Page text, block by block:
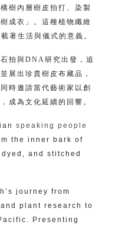
樹內層樹皮拍打、染製
成衣」。這種植物纖維
著生活與儀式的意義。
拍與DNA研究出發，追
展出珍貴樹皮布藏品，
時邀請當代藝術家以創
成為文化延續的回響。
speaking people
the inner bark of
and stitched
journey from
plant research to
Presenting